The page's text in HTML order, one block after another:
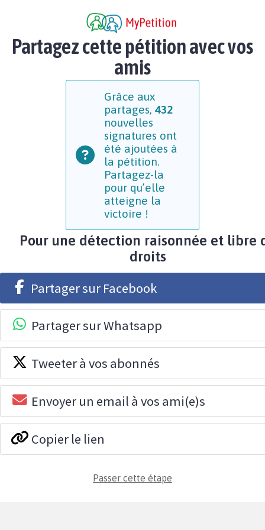
Partagez cette pétition avec vos
amis
Grâce aux
partages, 432
nouvelles
signatures ont
été ajoutées à
la pétition.
Partagez-la
pour qu’elle
atteigne la
victoire !
Pour une détection raisonnée et libre
droits
Partager sur Facebook
Partager sur Whatsapp
Tweeter à vos abonnés
Envoyer un email à vos ami(e)s
Copier le lien
Passer cette étape